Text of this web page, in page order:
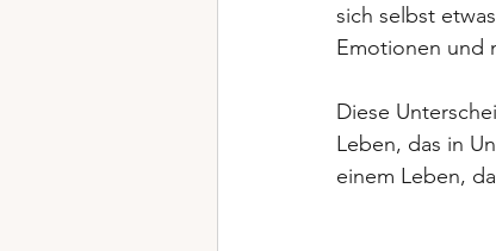
sich selbst
Emotionen und
Diese
Leben, das in
einem Leben,